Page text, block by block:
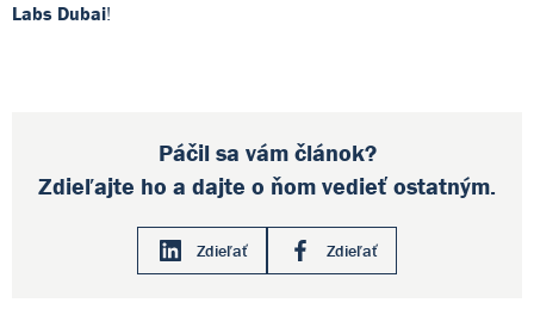
Labs Dubai!
Páčil sa vám článok?
Zdieľajte ho a dajte o ňom vedieť ostatným.
Zdieľať Zdieľať